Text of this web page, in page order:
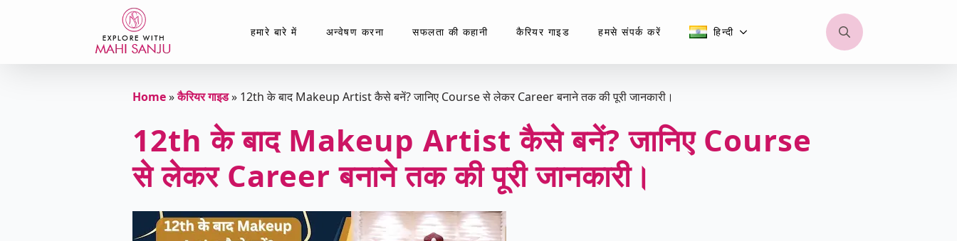
हमारे बारे में अन्वेषण करना सफलता की कहानी कैरियर गाइड हमसे संपर्क करें हिन्दी
Home»कैरियर गाइड» 12th के बाद Makeup Artist कैसे बनें? जानिए Course से लेकर Career बनाने तक की पूरी जानकारी।
12th के बाद Makeup Artist कैसे बनें? जानिए Course
से लेकर Career बनाने तक की पूरी जानकारी।